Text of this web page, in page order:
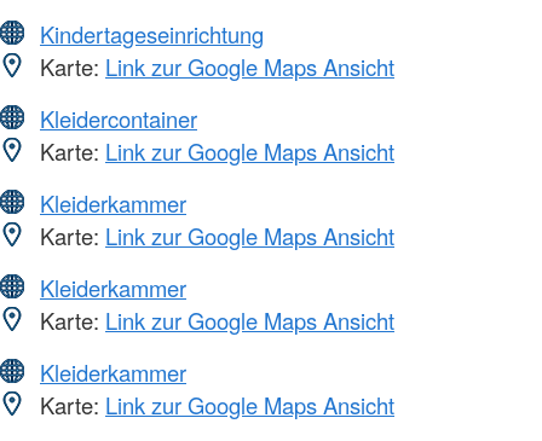
Kindertageseinrichtung
Karte: Link zur Google Maps Ansicht
Kleidercontainer
Karte: Link zur Google Maps Ansicht
Kleiderkammer
Karte: Link zur Google Maps Ansicht
Kleiderkammer
Karte: Link zur Google Maps Ansicht
Kleiderkammer
Karte: Link zur Google Maps Ansicht